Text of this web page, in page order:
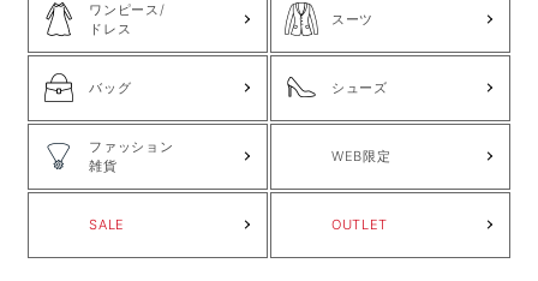
ワンピース/
ドレス
スーツ
バッグ シューズ
ファッション
雑貨
WEB限定
SALE OUTLET